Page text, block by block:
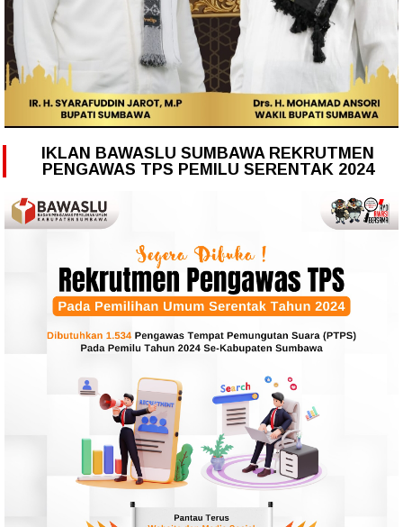
IKLAN BAWASLU SUMBAWA REKRUTMEN
PENGAWAS TPS PEMILU SERENTAK 2024